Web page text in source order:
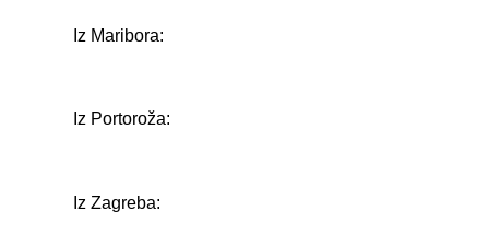
Iz Maribora:
Iz Portoroža:
Iz Zagreba: